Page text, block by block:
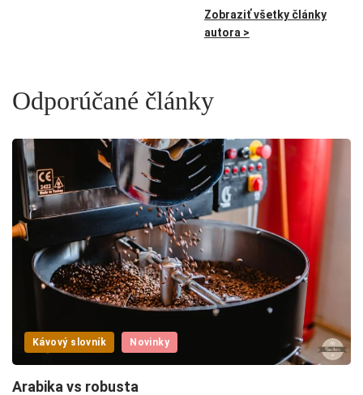
Zobraziť všetky články
autora >
Odporúčané články
Kávový slovník Novinky
Arabika vs robusta